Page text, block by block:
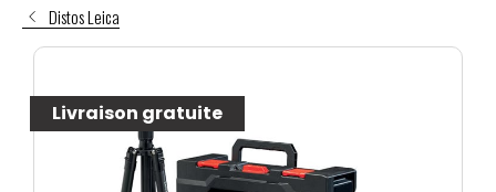
Distos Leica
Livraison gratuite